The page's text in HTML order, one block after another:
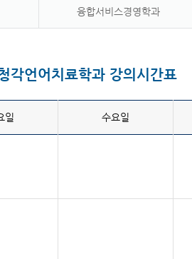
융합서비스경영학과
각언어치료학과 강의시간표
일 수요일